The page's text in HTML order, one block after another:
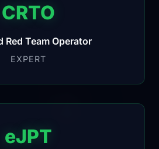
CRTO
Red Team Operator
EXPERT
eJPT